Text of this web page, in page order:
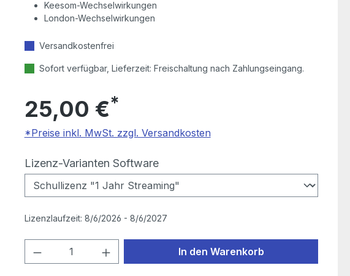
Keesom-Wechselwirkungen
London-Wechselwirkungen
Versandkostenfrei
Sofort verfügbar, Lieferzeit: Freischaltung nach Zahlungseingang.
25,00 €*
*Preise inkl. MwSt. zzgl. Versandkosten
Lizenz-Varianten Softwareauswählen
Lizenzlaufzeit: 8/6/2026 - 8/6/2027
Produkt Anzahl: Gib den gewünschten Wert
In den Warenkorb